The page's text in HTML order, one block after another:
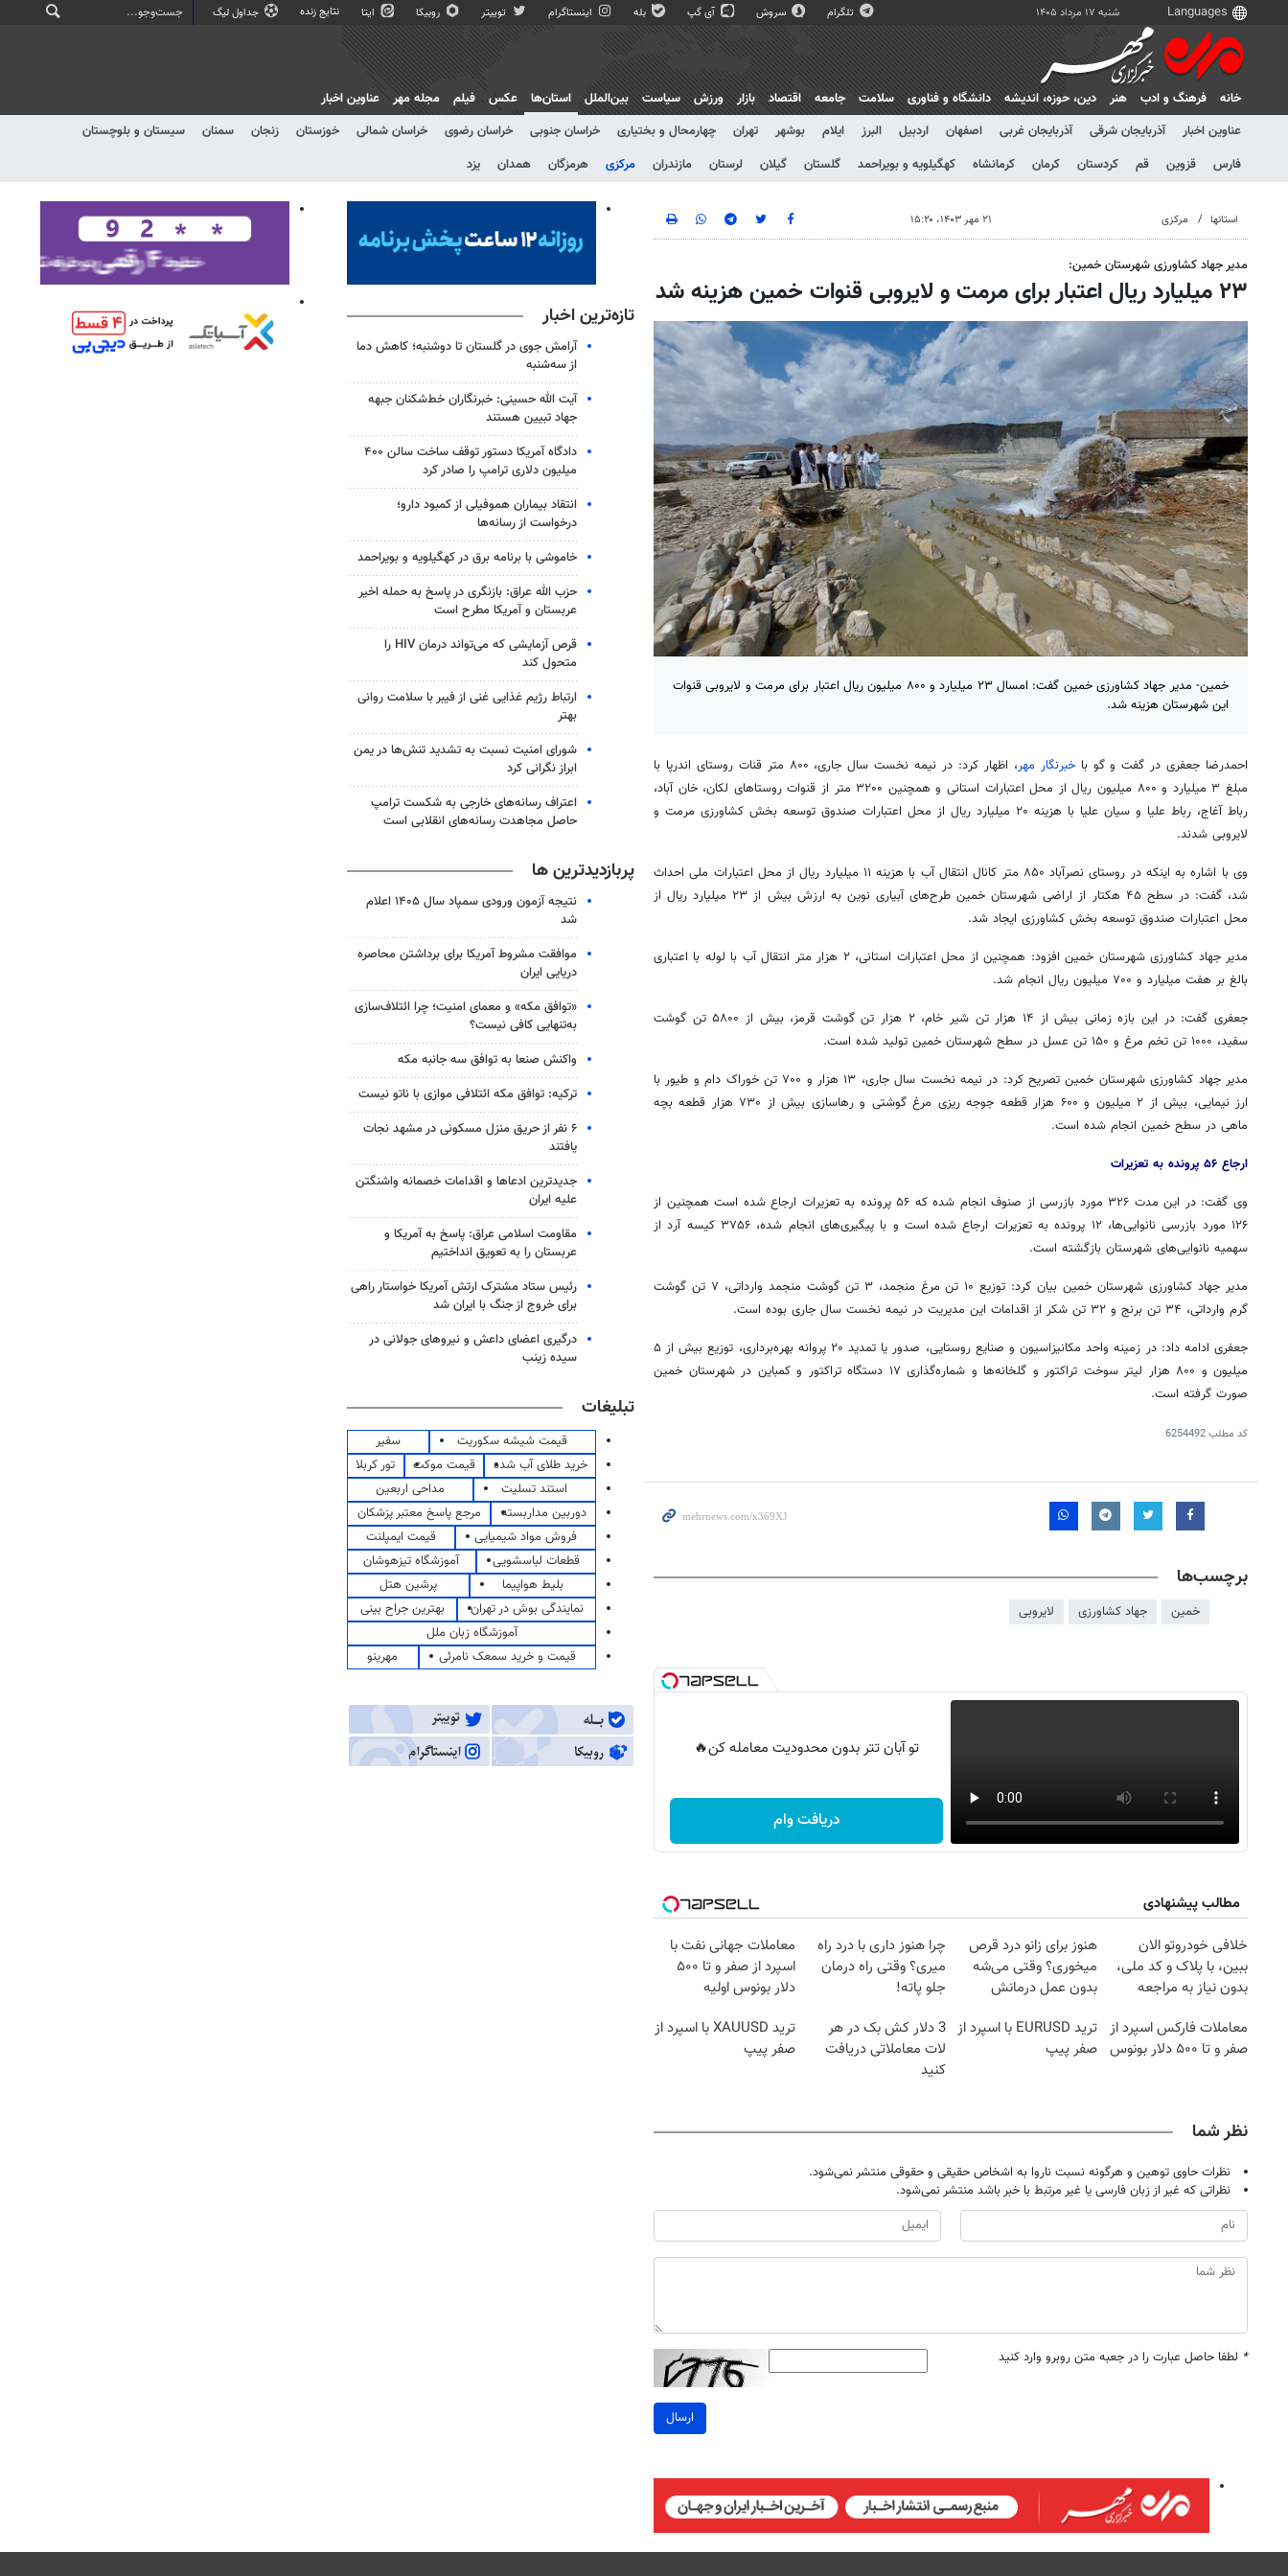
شنبه ۱۷ مرداد ۱۴۰۵ تلگرام سروش آی گپ بله اینستاگرام توییتر روبیکا ایتا نتایج زنده جداول لیگ
خانه فرهنگ و ادب هنر دين، حوزه، انديشه دانشگاه و فناوری سلامت جامعه اقتصاد بازار ورزش سیاست بین‌الملل
استان‌ها
عناوین اخبار
آذربایجان شرقی آذربایجان غربی اصفهان اردبیل البرز ایلام بوشهر تهران چهارمحال و بختیاری خراسان جنوبی خراسان رضوی خراسان شمالی خوزستان زنجان سمنان
سیستان و بلوچستان
فارس
قزوین قم کردستان کرمان کرمانشاه کهگیلویه و بویراحمد گلستان گیلان لرستان مازندران مرکزی هرمزگان همدان یزد
عکس فیلم مجله مهر عناوین اخبار
استانها مرکزی ۲۱ مهر ۱۴۰۳، ۱۵:۲۰
مدیر جهاد کشاورزی شهرستان خمین:
۲۳ میلیارد ریال اعتبار برای مرمت و لایروبی قنوات خمین هزینه شد
خمین- مدیر جهاد کشاورزی خمین گفت: امسال ۲۳ میلیارد و ۸۰۰ میلیون ریال اعتبار برای مرمت و لایروبی قنوات
این شهرستان هزینه شد.
احمدرضا جعفری در گفت وگو باخبرنگار مهر، اظهار کرد: در نیمه نخست سال جاری، ۸۰۰ متر قنات روستای اندرپا با
مبلغ ۳ میلیارد و ۸۰۰ میلیون ریال از محل اعتبارات استانی و همچنین ۳۲۰۰ متر از قنوات روستاهای
لکان، خان آباد،
رباطآغاج، رباط علیا و سیان علیا
با هزینه ۲۰ میلیارد ریال از محل اعتبارات صندوق توسعه بخش کشاورزی مرمت و
لایروبی شدند.
وی با اشاره به اینکه در روستای نصرآباد ۸۵۰ متر کانال انتقال آب با هزینه ۱۱ میلیارد ریال از محل اعتبارات ملی احداث
شد، گفت: در سطح ۴۵ هکتار از اراضی شهرستان خمین طرح‌های آبیاری نوین به ارزش بیش از ۲۳ میلیارد ریال از
محل اعتبارات صندوق توسعه بخش کشاورزی ایجاد شد.
مدیر جهاد کشاورزی شهرستان خمین افزود: همچنین از محل اعتبارات استانی، ۲ هزار متر انتقال آب با لوله با اعتباری
بالغ بر هفت میلیارد و ۷۰۰ میلیون ریال انجام شد.
جعفری گفت: در این بازه زمانی بیش از ۱۴ هزار تن شیر خام، ۲ هزار تن گوشت قرمز، بیش از ۵۸۰۰ تن گوشت
سفید، ۱۰۰۰ تن تخم مرغ و ۱۵۰ تن عسل در سطح شهرستان خمین تولید شده است.
مدیر جهاد کشاورزی شهرستان خمین تصریح کرد: در نیمه نخست سال جاری، ۱۳ هزار و ۷۰۰ تن خوراک دام و طیور با
ارز نیمایی، بیش از ۲ میلیون و ۶۰۰ هزار قطعه جوجه
ریزی
مرغ گوشتی و رهاسازی بیش از ۷۳۰ هزار قطعه بچه
ماهی در سطح خمین انجام شده است.
ارجاع ۵۶ پرونده به تعزیرات
وی گفت: در این مدت ۳۲۶ مورد بازرسی از صنوف انجام شده که ۵۶ پرونده به تعزیرات ارجاع شده است همچنین از
۱۲۶ مورد بازرسی نانوایی‌ها، ۱۲ پرونده به تعزیرات ارجاع شده است و با پیگیری‌های انجام شده، ۳۷۵۶ کیسه آرد از
سهمیه نانوایی‌های شهرستان بازگشته است.
مدیر جهاد کشاورزی شهرستان خمین بیان کرد: توزیع ۱۰ تن مرغ منجمد، ۳ تن گوشت منجمد وارداتی، ۷ تن گوشت
گرم وارداتی، ۳۴ تن برنج و ۳۲ تن شکر از اقدامات این مدیریت در نیمه نخست سال جاری بوده است.
جعفری ادامه داد: در زمینه واحد مکانیزاسیون و صنایع روستایی، صدور یا تمدید ۲۰ پروانه بهره‌برداری، توزیع بیش از ۵
میلیون و ۸۰۰ هزار لیتر سوخت تراکتور و گلخانه‌ها و شماره‌گذاری ۱۷ دستگاه تراکتور و کمباین در شهرستان خمین
صورت گرفته است.
کد مطلب6254492
برچسب‌ها
خمین جهاد کشاورزی لایروبی
تو آبان تتر بدون محدودیت معامله کن🔥
دریافت وام
مطالب پیشنهادی
خلافی خودروتو الان
ببین، با پلاک و کد ملی،
بدون نیاز به مراجعه
هنوز برای زانو درد قرص
میخوری؟ وقتی می‌شه
بدون عمل درمانش
چرا هنوز داری با درد راه
میری؟ وقتی راه درمان
جلو پاته!
معاملات جهانی نفت با
اسپرد از صفر و تا ۵۰۰
دلار بونوس اولیه
معاملات فارکس اسپرد از
صفر و تا ۵۰۰ دلار بونوس
ترید EURUSD با اسپرد از
صفر پیپ
3 دلار کش بک در هر
لات معاملاتی دریافت
کنید
ترید XAUUSD با اسپرد از
صفر پیپ
نظر شما
نظرات حاوی توهین و هرگونه نسبت ناروا به اشخاص حقیقی و حقوقی منتشر نمی‌شود.
نظراتی که غیر از زبان فارسی یا غیر مرتبط با خبر باشد منتشر نمی‌شود.
* لطفا حاصل عبارت را در جعبه متن روبرو وارد کنید
ارسال
تازه‌ترین اخبار
آرامش جوی در گلستان تا دوشنبه؛ کاهش دما
از سه‌شنبه
آیت الله حسینی: خبرنگاران خط‌شکنان جبهه
جهاد تبیین هستند
دادگاه آمریکا دستور توقف ساخت سالن ۴۰۰
میلیون دلاری ترامپ را صادر کرد
انتقاد بیماران هموفیلی از کمبود دارو؛
درخواست از رسانه‌ها
خاموشی با برنامه برق در کهگیلویه و بویراحمد
حزب الله عراق: بازنگری در پاسخ به حمله اخیر
عربستان و آمریکا مطرح است
قرص آزمایشی که می‌تواند درمان HIV را
متحول کند
ارتباط رژیم غذایی غنی از فیبر با سلامت روانی
بهتر
شورای امنیت نسبت به تشدید تنش‌ها در یمن
ابراز نگرانی کرد
اعتراف رسانه‌های خارجی به شکست ترامپ
حاصل مجاهدت رسانه‌های انقلابی است
پربازدیدترین ها
نتیجه آزمون ورودی سمپاد سال ۱۴۰۵ اعلام
شد
موافقت مشروط آمریکا برای برداشتن محاصره
دریایی ایران
«توافق مکه» و معمای امنیت؛ چرا ائتلاف‌سازی
به‌تنهایی کافی نیست؟
واکنش صنعا به توافق سه جانبه مکه
ترکیه: توافق مکه ائتلافی موازی با ناتو نیست
۶ نفر از حریق منزل مسکونی در مشهد نجات
یافتند
جدیدترین ادعاها و اقدامات خصمانه واشنگتن
علیه ایران
مقاومت اسلامی عراق: پاسخ به آمریکا و
عربستان را به تعویق انداختیم
رئیس ستاد مشترک ارتش آمریکا خواستار راهی
برای خروج از جنگ با ایران شد
درگیری اعضای داعش و نیروهای جولانی در
سیده زینب
تبلیغات
قیمت شیشه سکوریت
سفیر
خرید طلای آب شده
قیمت موکت
تور کربلا
استند تسلیت
مداحی اربعین
دوربین مداربسته
مرجع پاسخ معتبر پزشکان
فروش مواد شیمیایی
قیمت ایمپلنت
قطعات لباسشویی
آموزشگاه تیزهوشان
بلیط هواپیما
پرشین هتل
نمایندگی بوش در تهران
بهترین جراح بینی
آموزشگاه زبان ملل
قیمت و خرید سمعک نامرئی
مهرینو